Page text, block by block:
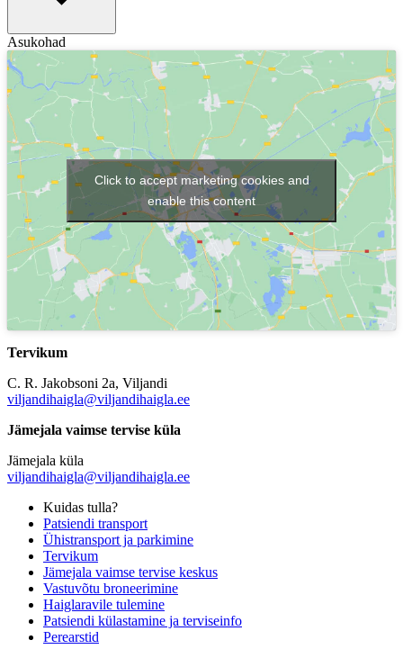
Asukohad
Click to accept marketing cookies and
enable this content
Tervikum
C. R. Jakobsoni 2a, Viljandi
viljandihaigla@viljandihaigla.ee
Jämejala vaimse tervise küla
Jämejala küla
viljandihaigla@viljandihaigla.ee
Kuidas tulla?
Patsiendi transport
Ühistransport ja parkimine
Tervikum
Jämejala vaimse tervise keskus
Vastuvõtu broneerimine
Haiglaravile tulemine
Patsiendi külastamine ja terviseinfo
Perearstid